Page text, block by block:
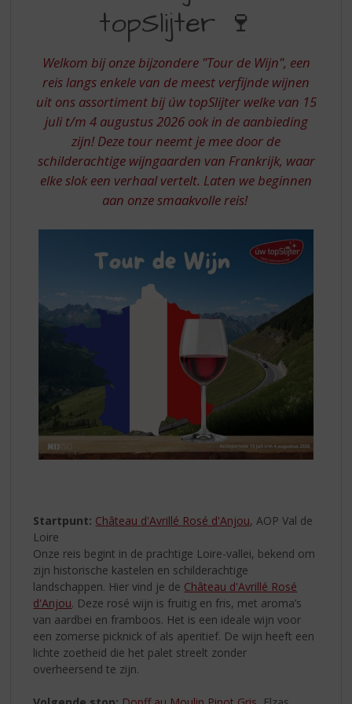
UW
TOPSLIJTER
topSlijter 🍷
Welkom bij onze bijzondere "Tour de Wijn", een
reis langs enkele van de meest verfijnde wijnen
uit ons assortiment bij úw topSlijter welke van 15
juli t/m 4 augustus 2026 ook in de aanbieding
zijn! Deze tour neemt je mee door de
schilderachtige wijngaarden van Frankrijk, waar
elke slok een verhaal vertelt. Laten we beginnen
aan onze smaakvolle reis!
Startpunt: Château d'Avrillé Rosé d'Anjou, AOP Val de
Loire
Onze reis begint in de prachtige Loire-vallei, bekend om
zijn historische kastelen en schilderachtige
landschappen. Hier vind je de Château d'Avrillé Rosé
d'Anjou. Deze rosé wijn is fruitig en fris, met aroma’s
van aardbei en framboos. Het is een ideale wijn voor
een zomerse picknick of als aperitief. De wijn heeft een
lichte zoetheid die het palet streelt zonder
overheersend te zijn.